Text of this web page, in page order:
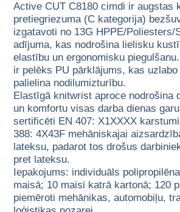
Active CUT C8180 cimdi ir augstas
pretiegriezuma (C kategorija)
izgatavoti no 13G HPPE/Poliesters/
adījuma, kas nodrošina lielisku
elastību un ergonomisku
ir pelēks PU pārklājums, kas
palielina nodilumizturību.
Elastīgā knitwrist aproce nodrošina
un komfortu visas darba dienas
sertificēti EN 407: X1XXXX
388: 4X43F mehāniskajai
lateksu, padarot tos drošus
pret lateksu.
Iepakojums: individuāls
maisā; 10 maisi katrā kartonā; 120
piemēroti mehānikas, automobiļu,